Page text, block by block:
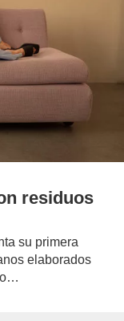
residuos
su primera
elaborados